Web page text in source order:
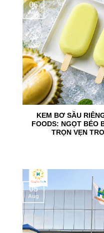
KEM BƠ SẦU
FOODS: NGỌT BÉO
TRỌN VẸN
06
Aug
05
Aug